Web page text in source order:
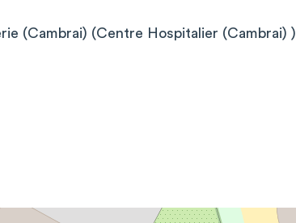
(Cambrai) (Centre Hospitalier (Cambrai) )